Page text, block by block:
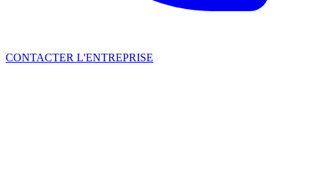
CONTACTER L'ENTREPRISE